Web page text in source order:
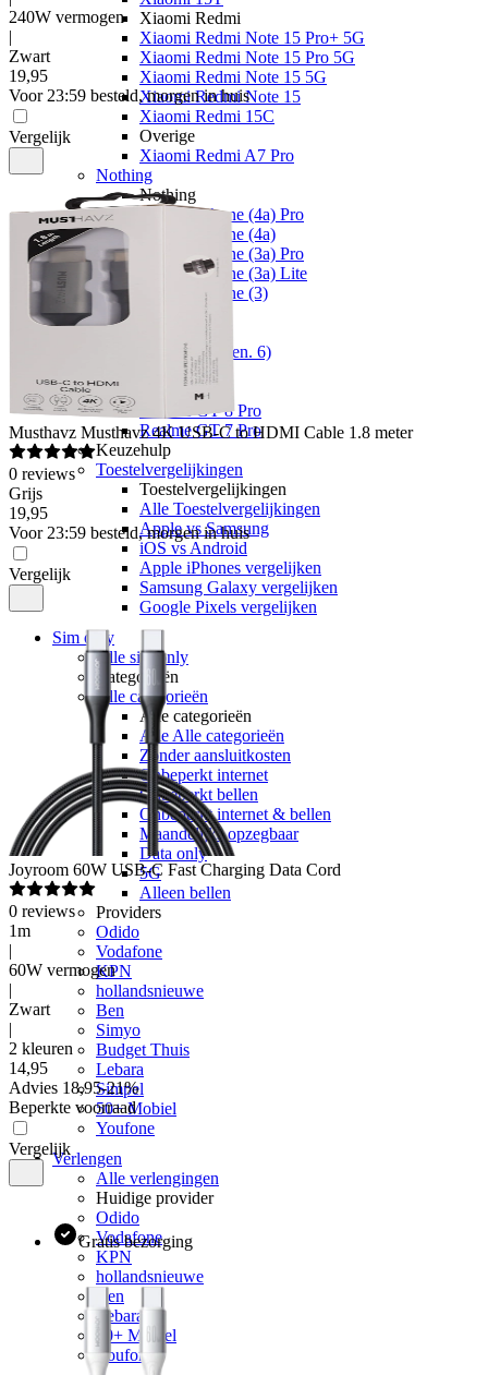
Xiaomi Redmi
Xiaomi Redmi Note 15 Pro+ 5G
Xiaomi Redmi Note 15 Pro 5G
Xiaomi Redmi Note 15 5G
Xiaomi Redmi Note 15
Xiaomi Redmi 15C
Overige
Xiaomi Redmi A7 Pro
Nothing
Nothing
Nothing Phone (4a) Pro
Nothing Phone (4a)
Nothing Phone (3a) Pro
Nothing Phone (3a) Lite
Nothing Phone (3)
Fairphone
Fairphone
Fairphone (Gen. 6)
Realme
Realme GT 8 Pro
Realme GT 7 Pro
Keuzehulp
Toestelvergelijkingen
Toestelvergelijkingen
Alle Toestelvergelijkingen
Apple vs Samsung
iOS vs Android
Apple iPhones vergelijken
Samsung Galaxy vergelijken
Google Pixels vergelijken
Sim only
Alle sim only
Categorieën
Alle categorieën
Alle categorieën
Alle Alle categorieën
Zonder aansluitkosten
Onbeperkt internet
Onbeperkt bellen
Onbeperkt internet & bellen
Maandelijks opzegbaar
Data only
5G
Alleen bellen
Providers
Odido
Vodafone
KPN
hollandsnieuwe
Ben
Simyo
Budget Thuis
Lebara
Simpel
50+ Mobiel
Youfone
Verlengen
Alle verlengingen
Huidige provider
Odido
Vodafone
KPN
hollandsnieuwe
Ben
Lebara
50+ Mobiel
Youfone
240W vermogen
|
Zwart
19,95
Voor 23:59 besteld, morgen in huis
Vergelijk
Musthavz Musthavz 4K USB-C to HDMI Cable 1.8 meter
0 reviews
Grijs
19,95
Voor 23:59 besteld, morgen in huis
Vergelijk
Joyroom 60W USB-C Fast Charging Data Cord
0 reviews
1m
|
60W vermogen
|
Zwart
|
2 kleuren
14,95
Advies 18,95-21%
Beperkte voorraad
Vergelijk
Gratis bezorging